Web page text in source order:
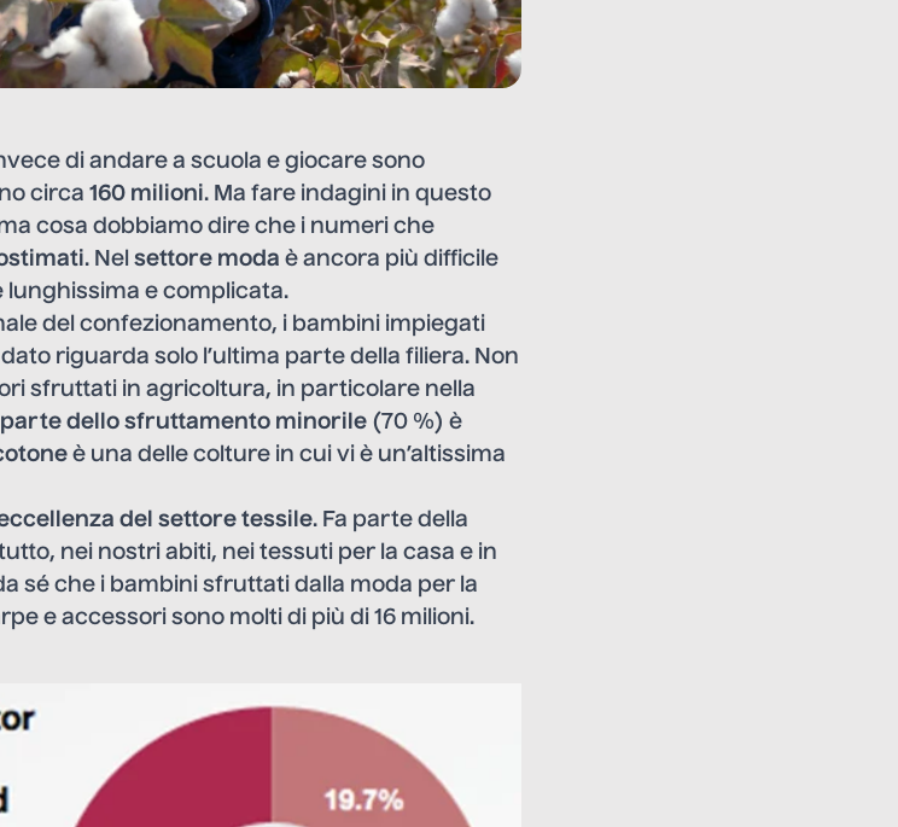
di andare a scuola e giocare sono
circa 160 milioni. Ma fare indagini in questo
cosa dobbiamo dire che i numeri che
. Nel settore moda è ancora più difficile
lunghissima e complicata.
del confezionamento, i bambini impiegati
riguarda solo l’ultima parte della filiera. Non
sfruttati in agricoltura, in particolare nella
parte dello sfruttamento minorile (70 %) è
è una delle colture in cui vi è un’altissima
del settore tessile. Fa parte della
nei nostri abiti, nei tessuti per la casa e in
sé che i bambini sfruttati dalla moda per la
e accessori sono molti di più di 16 milioni.